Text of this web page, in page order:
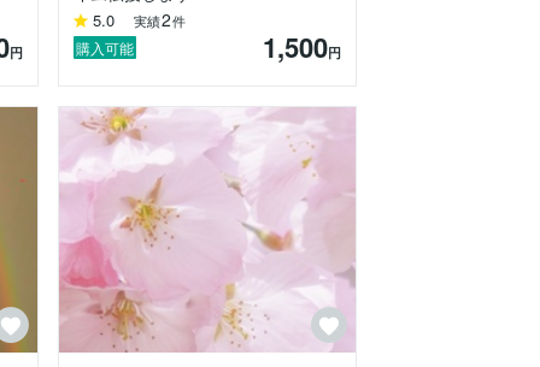
円
5.0 実績2件
購入可能 1,500円